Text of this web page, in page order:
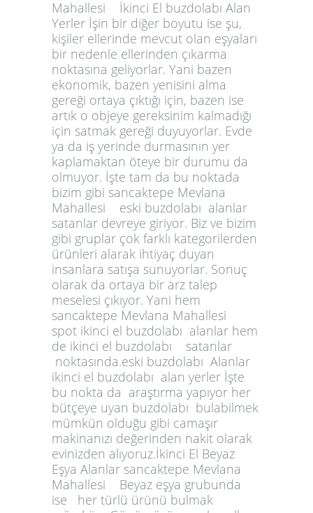
Mahallesi İkinci El buzdolabı Alan
Yerler İşin bir diğer boyutu ise şu,
kişiler ellerinde mevcut olan eşyaları
bir nedenle ellerinden çıkarma
noktasına geliyorlar. Yani bazen
ekonomik, bazen yenisini alma
gereği ortaya çıktığı için, bazen ise
artık o objeye gereksinim kalmadığı
için satmak gereği duyuyorlar. Evde
ya da iş yerinde durmasının yer
kaplamaktan öteye bir durumu da
olmuyor. İşte tam da bu noktada
bizim gibi sancaktepe Mevlana
Mahallesi eski buzdolabı alanlar
satanlar devreye giriyor. Biz ve bizim
gibi gruplar çok farklı kategorilerden
ürünleri alarak ihtiyaç duyan
insanlara satışa sunuyorlar. Sonuç
olarak da ortaya bir arz talep
meselesi çıkıyor. Yani hem
sancaktepe Mevlana Mahallesi
spot ikinci el buzdolabı alanlar hem
de ikinci el buzdolabı satanlar
noktasında.eski buzdolabı Alanlar
ikinci el buzdolabı alan yerler İşte
bu nokta da araştırma yapıyor her
bütçeye uyan buzdolabı bulabilmek
mümkün olduğu gibi camaşır
makinanızı değerinden nakit olarak
evinizden alıyoruz.İkinci El Beyaz
Eşya Alanlar sancaktepe Mevlana
Mahallesi Beyaz eşya grubunda
ise her türlü ürünü bulmak